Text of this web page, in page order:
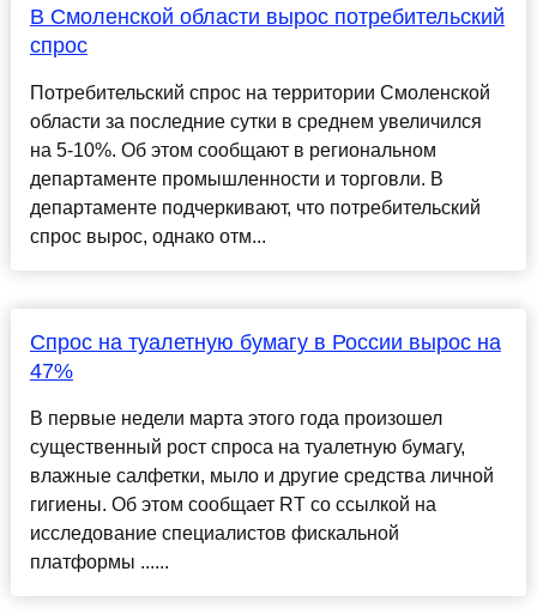
В Смоленской области вырос потребительский
спрос
Потребительский спрос на территории Смоленской
области за последние сутки в среднем увеличился
на 5-10%. Об этом сообщают в региональном
департаменте промышленности и торговли. В
департаменте подчеркивают, что потребительский
спрос вырос, однако отм...
Спрос на туалетную бумагу в России вырос на
47%
В первые недели марта этого года произошел
существенный рост спроса на туалетную бумагу,
влажные салфетки, мыло и другие средства личной
гигиены. Об этом сообщает RT со ссылкой на
исследование специалистов фискальной
платформы ......